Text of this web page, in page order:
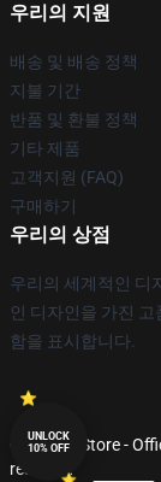
우리의 지원
배송 및 배송 정책
지불 기간
반품 및 환불 정책
기타 제품
고객지원 (FAQ)
구매하기
우리의 상점
우리의 세계적인 디
인 디자인을 가진
함을 표시합니다.
© Bleach Store -
reserved
UNLOCK
10% OFF